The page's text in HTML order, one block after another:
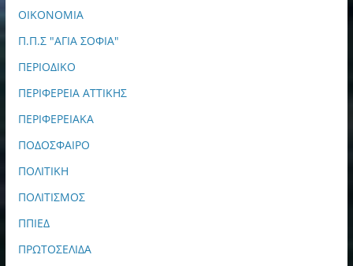
ΟΙΚΟΝΟΜΙΑ
Π.Π.Σ "ΑΓΙΑ ΣΟΦΙΑ"
ΠΕΡΙΟΔΙΚΟ
ΠΕΡΙΦΕΡΕΙΑ ΑΤΤΙΚΗΣ
ΠΕΡΙΦΕΡΕΙΑΚΑ
ΠΟΔΟΣΦΑΙΡΟ
ΠΟΛΙΤΙΚΗ
ΠΟΛΙΤΙΣΜΟΣ
ΠΠΙΕΔ
ΠΡΩΤΟΣΕΛΙΔΑ